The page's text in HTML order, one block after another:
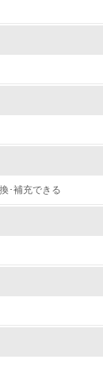
る
グラムを導入している
り組みを行っている
･補充できる